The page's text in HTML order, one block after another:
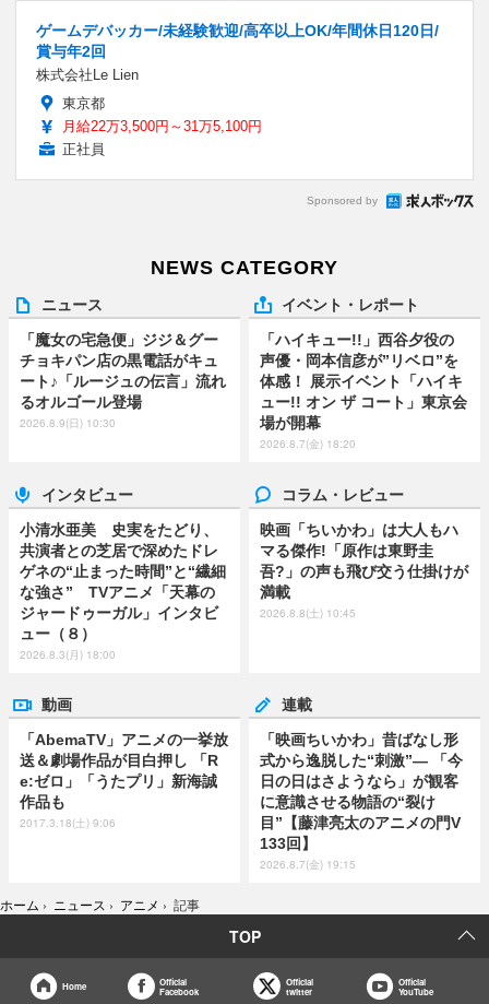
ゲームデバッカー/未経験歓迎/高卒以上OK/年間休日120日/
賞与年2回
株式会社Le Lien
東京都
月給22万3,500円～31万5,100円
正社員
Sponsored by
NEWS CATEGORY
ニュース
「魔女の宅急便」ジジ＆グー
チョキパン店の黒電話がキュ
ート♪「ルージュの伝言」流れ
るオルゴール登場
2026.8.9(日) 10:30
イベント・レポート
「ハイキュー!!」西谷夕役の
声優・岡本信彦が”リベロ”を
体感！ 展示イベント「ハイキ
ュー!! オン ザ コート」東京会
場が開幕
2026.8.7(金) 18:20
インタビュー
小清水亜美 史実をたどり、
共演者との芝居で深めたドレ
ゲネの“止まった時間”と“繊細
な強さ” TVアニメ「天幕の
ジャードゥーガル」インタビ
ュー（８）
2026.8.3(月) 18:00
コラム・レビュー
映画「ちいかわ」は大人もハ
マる傑作!「原作は東野圭
吾?」の声も飛び交う仕掛けが
満載
2026.8.8(土) 10:45
動画
「AbemaTV」アニメの一挙放
送＆劇場作品が目白押し 「R
e:ゼロ」「うたプリ」新海誠
作品も
2017.3.18(土) 9:06
連載
「映画ちいかわ」昔ばなし形
式から逸脱した“刺激”― 「今
日の日はさようなら」が観客
に意識させる物語の“裂け
目”【藤津亮太のアニメの門V
133回】
2026.8.7(金) 19:15
ホーム › ニュース › アニメ › 記事
TOP
Home
Official
Facebook
Official
twitter
Official
YouTube